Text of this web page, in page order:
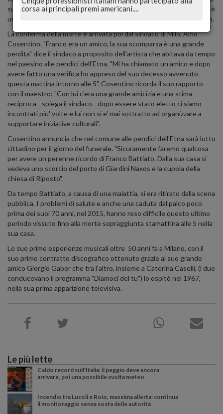
sua assoluta e completa apertura alla dimensione della spiritualità è
una rarità nel mondo musicale italiano". ha sottolineato poi Spadaro.
La conferma della morte è arrivata poi dal sindaco di Milo, Alfio
Cosentino. "Franco era un amico, la sua scomparsa è una grande
perdita" dice il sindaco a proposito dell'artista che abitava da tempo
nel paesino alle pendici dell'Etna. "Mi ha chiamato un amico e dopo
avere fatto una verifica ho appreso del suo decesso avvenuto
questa mattina intorno alle 5". Cosentino ricorda il suo rapporto
con il maestro: "Con lui c'era una grande amicizia e una stima
reciproca - spiega il sindaco - dopo essere stato eletto ci siamo
incontrati piu' volte e lui non si e' mai sottratto ad organizzare a
supportare iniziative culturali".
Cosentino annuncia che nel comune alle pendici dell'Etna sarà lutto
cittadino per il giorno del funerale. "Sicuramente faremo qualcosa
per avere un perenne ricordo di Franco Battiato. Dalla sua casa si
vedeva uno scorcio del porto di Giardini Naxos e la cupola della
chiesa di Riposto".
Da tempo Battiato, a causa di una malattia, si era ritirato dalla scena
pubblica. I problemi di salute e anche una caduta dal palco poco
prima dei suoi 70 anni, nel 2015, hanno reso difficile questo ultimo
periodo vissuto fino alla morte sopraggiunta stamattina alle 5 nella
sua casa.
Le sue prime esperienze musicali oltre 50 anni fa a Milano, con il
suo primo contratto discografico ottenuto grazie al suo grande
amico Giorgio Gaber che tra l'altro, insieme a Caterina Caselli, (i due
conducevano il programma "Diamoci del tu") lo ospitò nel 1967,
nella sua prima apparizione televisiva.
Le più lette
Caldo record sull'Italia: il peggio deve ancora
arrivare, poi una possibile svolta meteo
Incendio tra Lucoli e Roio, massima allerta: continua
il monitoraggio senza sosta delle autorità
corsa ai principali premi americani....